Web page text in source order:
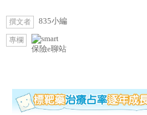
撰文者 835小編
專欄
保險e聊站